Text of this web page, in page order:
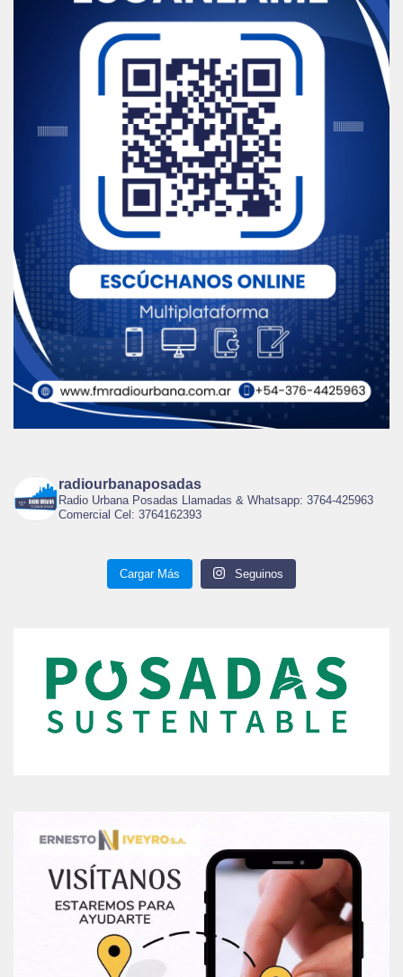
radiourbanaposadas
Radio Urbana Posadas Llamadas & Whatsapp: 3764-425963
Comercial Cel: 3764162393
Cargar Más Seguinos